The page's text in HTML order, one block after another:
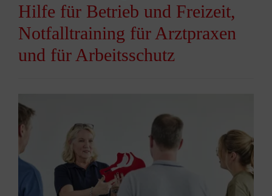
Hilfe für Betrieb und Freizeit,
Notfalltraining für Arztpraxen
und für Arbeitsschutz